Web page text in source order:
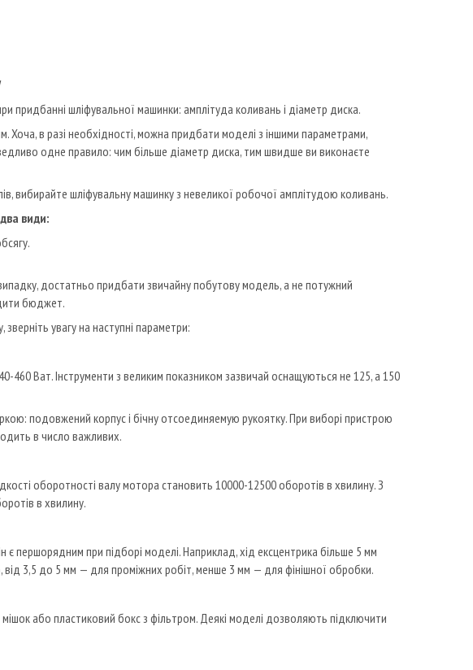
придбанні шліфувальної машинки: амплітуда коливань і діаметр диска.
в разі необхідності, можна придбати моделі з іншими параметрами,
одне правило: чим більше діаметр диска, тим швидше ви виконаєте
вибирайте шліфувальну машинку з невеликої робочої амплітудою коливань.
види:
достатньо придбати звичайну побутову модель, а не потужний
бюджет.
увагу на наступні параметри:
460 Ват. Інструменти з великим показником зазвичай оснащуються не 125, а 150
подовжений корпус і бічну отсоединяемую рукоятку. При виборі пристрою
в число важливих.
оборотності валу мотора становить 10000-12500 оборотів в хвилину. З
в хвилину.
першорядним при підборі моделі. Наприклад, хід ексцентрика більше 5 мм
3,5 до 5 мм — для проміжних робіт, менше 3 мм — для фінішної обробки.
або пластиковий бокс з фільтром. Деякі моделі дозволяють підключити